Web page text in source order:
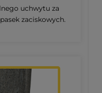
uchwytu za
zaciskowych.